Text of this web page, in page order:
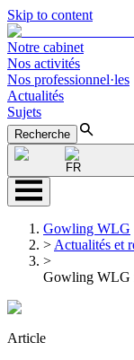
Skip to content
Notre cabinet
Nos activités
Nos professionnel·les
Actualités
Sujets
Recherche
FR
Gowling WLG
> Actualités et
>
Gowling WLG
Article